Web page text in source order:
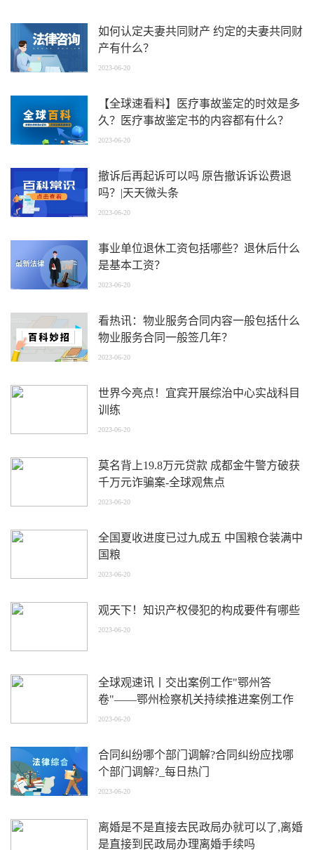
如何认定夫妻共同财产 约定的夫妻共同财
产有什么？
2023-06-20
【全球速看料】医疗事故鉴定的时效是多
久？医疗事故鉴定书的内容都有什么？
2023-06-20
撤诉后再起诉可以吗 原告撤诉诉讼费退
吗？|天天微头条
2023-06-20
事业单位退休工资包括哪些？退休后什么
是基本工资？
2023-06-20
看热讯：物业服务合同内容一般包括什么
物业服务合同一般签几年？
2023-06-20
世界今亮点！宜宾开展综治中心实战科目
训练
2023-06-20
莫名背上19.8万元贷款 成都金牛警方破获
千万元诈骗案-全球观焦点
2023-06-20
全国夏收进度已过九成五 中国粮仓装满中
国粮
2023-06-20
观天下！知识产权侵犯的构成要件有哪些
2023-06-20
全球观速讯丨交出案例工作"鄂州答
卷"——鄂州检察机关持续推进案例工作
规范化制度化
2023-06-20
合同纠纷哪个部门调解?合同纠纷应找哪
个部门调解?_每日热门
2023-06-20
离婚是不是直接去民政局办就可以了,离婚
是直接到民政局办理离婚手续吗